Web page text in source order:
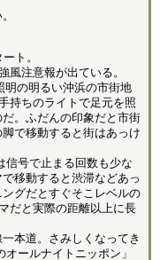
ト。
注意報が出ている。
の明るい沖浜の市街地
持ちのライトで足元を照
。ふだんの印象だと市街
で移動すると街はあっけ
号で止まる回数も少な
移動すると渋滞などあっ
グだとすぐそこレベルの
だと実際の距離以上に長
本道。さみしくなってき
ールナイトニッポン」